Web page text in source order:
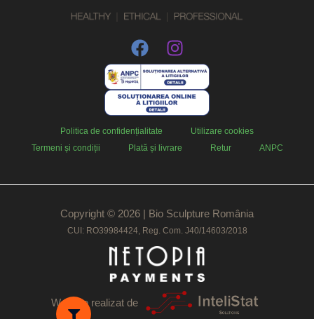
Politica de confidențialitate
Utilizare cookies
Termeni și condiții
Plată și livrare Retur ANPC
Copyright © 2026 | Bio Sculpture România
CUI: RO39984424, Reg. Com. J40/14603/2018
Website realizat de